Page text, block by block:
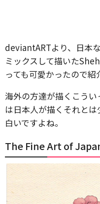
deviantARTより、日本
ミックスして描いた
っても可愛かったので紹
海外の方達が描くこう
は日本人が描くそれと
白いですよね。
The Fine Art of